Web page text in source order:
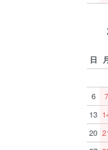
日
6
7
13
20